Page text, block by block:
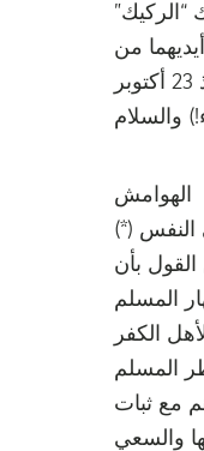
“الركيك”
من
ضرب البندير لغنوشو وعصابته منذ 23 أكتوبر
والسلام
الهوامش
(*) التقية هي الحذر من إظهار ما في النفس
بأن
المسلم
الكفر
المسلم
مع ثبات
والسعي